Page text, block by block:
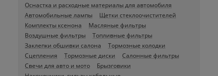
Оснастка и расходные материалы для автомобиля
Автомобильные лампы
Щетки стеклоочистителей
Комплекты ксенона
Масляные фильтры
Воздушные фильтры
Топливные фильтры
Заклепки обшивки салона
Тормозные колодки
Сцепления
Тормозные диски
Салонные фильтры
Свечи для авто и мото
Брызговики